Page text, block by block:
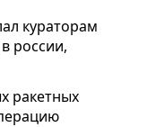
кураторам
россии,
ракетных